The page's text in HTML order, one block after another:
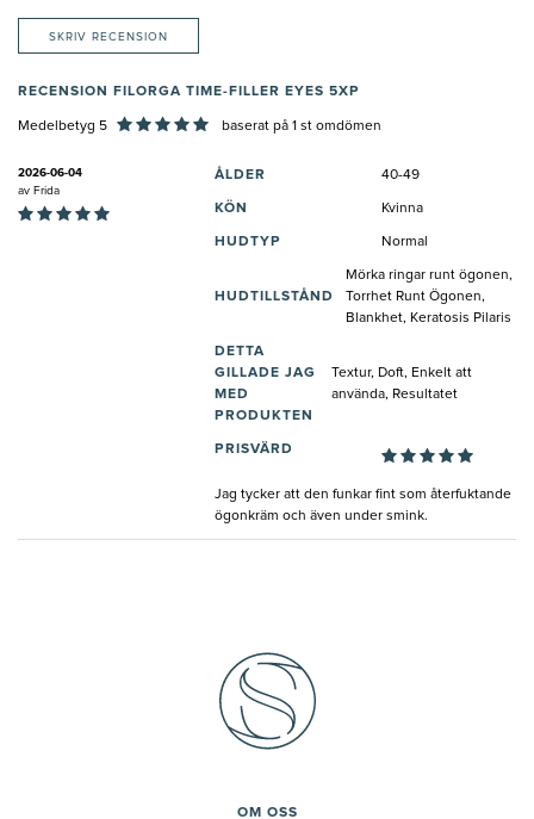
SKRIV RECENSION
RECENSION FILORGA TIME-FILLER EYES 5XP
Medelbetyg 5 baserat på 1 st omdömen
2026-06-04
av Frida
ÅLDER 40-49
KÖN Kvinna
HUDTYP Normal
HUDTILLSTÅND
Mörka ringar runt ögonen,
Torrhet Runt Ögonen,
Blankhet, Keratosis Pilaris
DETTA
GILLADE JAG
MED
PRODUKTEN
Textur, Doft, Enkelt att
använda, Resultatet
PRISVÄRD
Jag tycker att den funkar fint som återfuktande
ögonkräm och även under smink.
OM OSS